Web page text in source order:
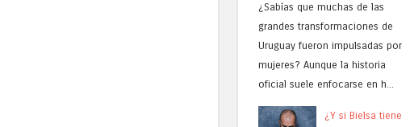
¿Sabías que muchas de las
grandes transformaciones de
Uruguay fueron impulsadas por
mujeres? Aunque la historia
oficial suele enfocarse en h...
¿Y si Bielsa tiene